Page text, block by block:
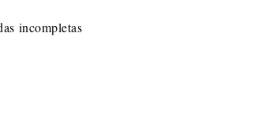
incompletas